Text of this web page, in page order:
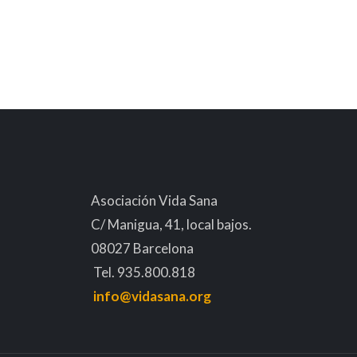
Asociación Vida Sana
C/ Manigua, 41, local bajos.
08027 Barcelona
Tel. 935.800.818
info@vidasana.org